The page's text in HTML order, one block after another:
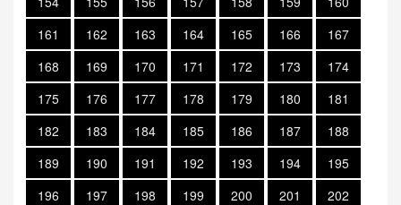
161
162 163 164 165 166
167
168
169 170 171 172 173
174
175
176 177 178 179 180
181
182
183 184 185 186 187
188
189
190 191 192 193 194
195
196
197 198 199 200 201
202